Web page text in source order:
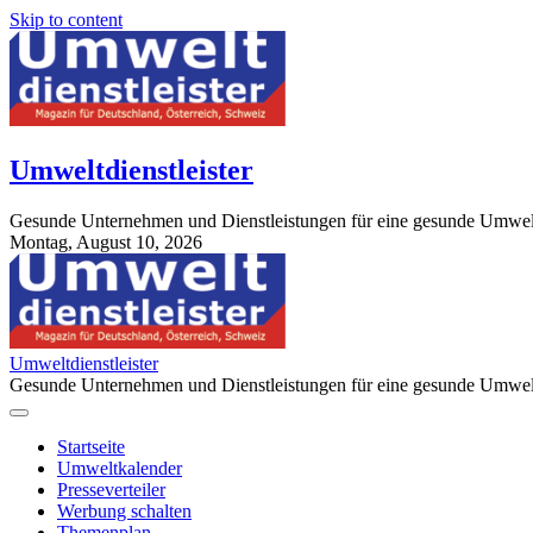
Skip to content
Umweltdienstleister
Gesunde Unternehmen und Dienstleistungen für eine gesunde
Montag, August 10, 2026
StuttgartApotheke.com
Umweltdienstleister
Gesunde Unternehmen und Dienstleistungen für eine gesunde
Startseite
Umweltkalender
Presseverteiler
Werbung schalten